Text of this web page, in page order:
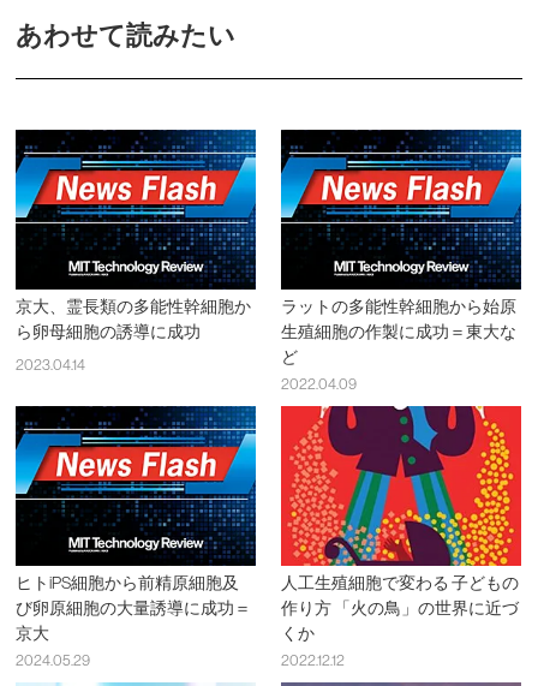
あわせて読みたい
京大、霊長類の多能性幹細胞か
ら卵母細胞の誘導に成功
2023.04.14
ラットの多能性幹細胞から始原
生殖細胞の作製に成功＝東大な
ど
2022.04.09
ヒトiPS細胞から前精原細胞及
び卵原細胞の大量誘導に成功＝
京大
2024.05.29
人工生殖細胞で変わる 子どもの
作り方 「火の鳥」の世界に近づ
くか
2022.12.12